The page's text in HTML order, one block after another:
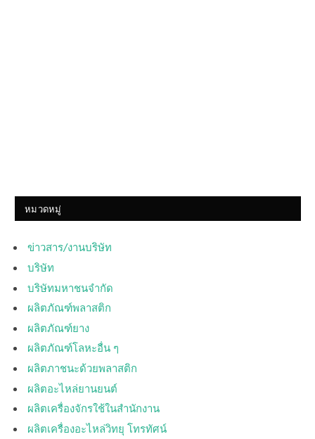
หมวดหมู่
ข่าวสาร/งานบริษัท
บริษัท
บริษัทมหาชนจำกัด
ผลิตภัณฑ์พลาสติก
ผลิตภัณฑ์ยาง
ผลิตภัณฑ์โลหะอื่น ๆ
ผลิตภาชนะด้วยพลาสติก
ผลิตอะไหล่ยานยนต์
ผลิตเครื่องจักรใช้ในสำนักงาน
ผลิตเครื่องอะไหล่วิทยุ โทรทัศน์